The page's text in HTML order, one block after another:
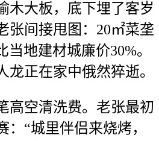
木大板，底下埋了客岁
张间接甩图：20㎡菜垄
当地建材城廉价30%。
龙正在家中俄然猝逝。
空清洗费。老张最初
：“城里伴侣来烧烤，